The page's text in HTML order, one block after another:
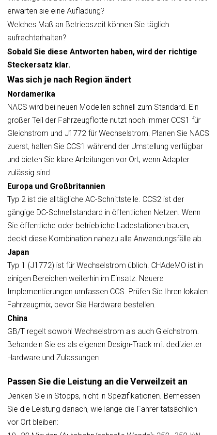
erwarten sie eine Aufladung?
Welches Maß an Betriebszeit können Sie täglich
aufrechterhalten?
Sobald Sie diese Antworten haben, wird der richtige
Steckersatz klar.
Was sich je nach Region ändert
Nordamerika
NACS wird bei neuen Modellen schnell zum Standard. Ein
großer Teil der Fahrzeugflotte nutzt noch immer CCS1 für
Gleichstrom und J1772 für Wechselstrom. Planen Sie NACS
zuerst, halten Sie CCS1 während der Umstellung verfügbar
und bieten Sie klare Anleitungen vor Ort, wenn Adapter
zulässig sind.
Europa und Großbritannien
Typ 2 ist die alltägliche AC-Schnittstelle. CCS2 ist der
gängige DC-Schnellstandard in öffentlichen Netzen. Wenn
Sie öffentliche oder betriebliche Ladestationen bauen,
deckt diese Kombination nahezu alle Anwendungsfälle ab.
Japan
Typ 1 (J1772) ist für Wechselstrom üblich. CHAdeMO ist in
einigen Bereichen weiterhin im Einsatz. Neuere
Implementierungen umfassen CCS. Prüfen Sie Ihren lokalen
Fahrzeugmix, bevor Sie Hardware bestellen.
China
GB/T regelt sowohl Wechselstrom als auch Gleichstrom.
Behandeln Sie es als eigenen Design-Track mit dedizierter
Hardware und Zulassungen.
Passen Sie die Leistung an die Verweilzeit an
Denken Sie in Stopps, nicht in Spezifikationen. Bemessen
Sie die Leistung danach, wie lange die Fahrer tatsächlich
vor Ort bleiben: